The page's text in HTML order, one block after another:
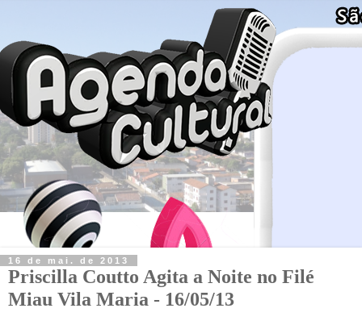
16 de mai. de 2013
Priscilla Coutto Agita a Noite no Filé
Miau Vila Maria - 16/05/13